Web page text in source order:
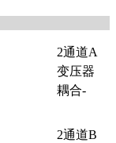
2通道A
变压器
耦合-
2通道B